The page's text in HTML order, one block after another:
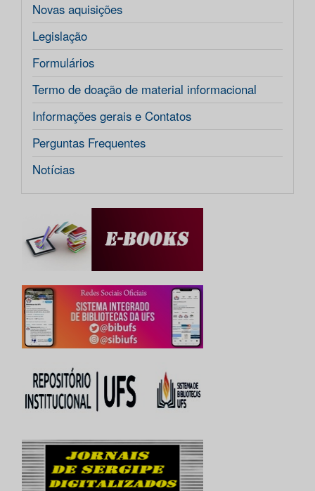
Novas aquisições
Legislação
Formulários
Termo de doação de material informacional
Informações gerais e Contatos
Perguntas Frequentes
Notícias